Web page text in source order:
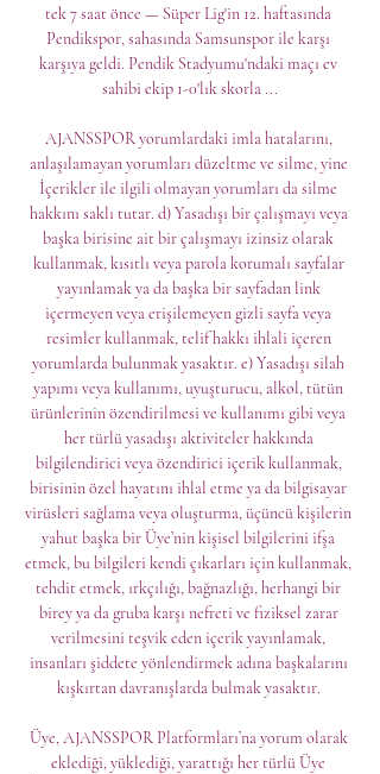
tek 7 saat önce — Süper Lig'in 12. haftasında
Pendikspor, sahasında Samsunspor ile karşı
karşıya geldi. Pendik Stadyumu'ndaki maçı ev
sahibi ekip 1-0'lık skorla ...
AJANSSPOR yorumlardaki imla hatalarını,
anlaşılamayan yorumları düzeltme ve silme, yine
İçerikler ile ilgili olmayan yorumları da silme
hakkını saklı tutar. d) Yasadışı bir çalışmayı veya
başka birisine ait bir çalışmayı izinsiz olarak
kullanmak, kısıtlı veya parola korumalı sayfalar
yayınlamak ya da başka bir sayfadan link
içermeyen veya erişilemeyen gizli sayfa veya
resimler kullanmak, telif hakkı ihlali içeren
yorumlarda bulunmak yasaktır. e) Yasadışı silah
yapımı veya kullanımı, uyuşturucu, alkol, tütün
ürünlerinin özendirilmesi ve kullanımı gibi veya
her türlü yasadışı aktiviteler hakkında
bilgilendirici veya özendirici içerik kullanmak,
birisinin özel hayatını ihlal etme ya da bilgisayar
virüsleri sağlama veya oluşturma, üçüncü kişilerin
yahut başka bir Üye’nin kişisel bilgilerini ifşa
etmek, bu bilgileri kendi çıkarları için kullanmak,
tehdit etmek, ırkçılığı, bağnazlığı, herhangi bir
birey ya da gruba karşı nefreti ve fiziksel zarar
verilmesini teşvik eden içerik yayınlamak,
insanları şiddete yönlendirmek adına başkalarını
kışkırtan davranışlarda bulmak yasaktır.
Üye, AJANSSPOR Platformları’na yorum olarak
eklediği, yüklediği, yarattığı her türlü Üye